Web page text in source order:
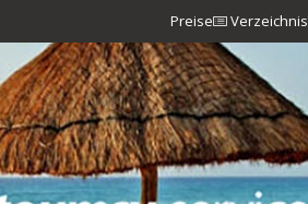
Preise Verzeichnis